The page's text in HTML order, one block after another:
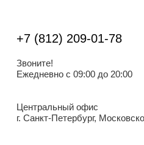
+7 (812) 209-01-78
Звоните!
Ежедневно с 09:00 до 20:00
Центральный офис
г. Санкт-Петербург,